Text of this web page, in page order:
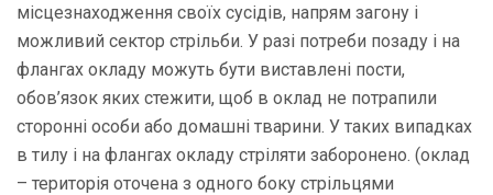
місцезнаходження своїх сусідів, напрям загону і
можливий сектор стрільби. У разі потреби позаду і на
флангах окладу можуть бути виставлені пости,
обов’язок яких стежити, щоб в оклад не потрапили
сторонні особи або домашні тварини. У таких випадках
в тилу і на флангах окладу стріляти заборонено. (оклад
– територія оточена з одного боку стрільцями